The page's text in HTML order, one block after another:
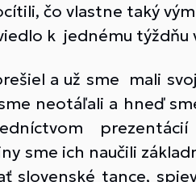
čo vlastne taký
k jednému týždňu
a už sme mali
neotáľali a hneď
prezentácií
sme ich naučili
slovenské tance,